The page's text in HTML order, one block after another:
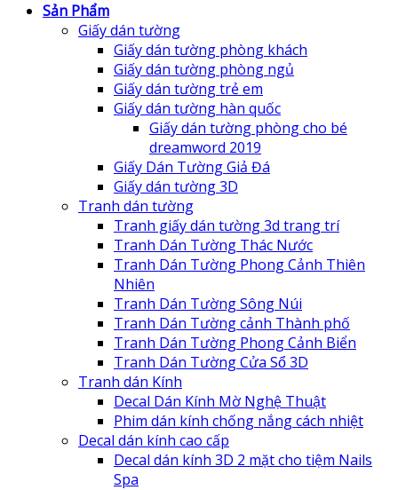
Sản Phẩm
Giấy dán tường
Giấy dán tường phòng khách
Giấy dán tường phòng ngủ
Giấy dán tường trẻ em
Giấy dán tường hàn quốc
Giấy dán tường phòng cho bé
dreamword 2019
Giấy Dán Tường Giả Đá
Giấy dán tường 3D
Tranh dán tường
Tranh giấy dán tường 3d trang trí
Tranh Dán Tường Thác Nước
Tranh Dán Tường Phong Cảnh Thiên
Nhiên
Tranh Dán Tường Sông Núi
Tranh Dán Tường cảnh Thành phố
Tranh Dán Tường Phong Cảnh Biển
Tranh Dán Tường Cửa Sổ 3D
Tranh dán Kính
Decal Dán Kính Mờ Nghệ Thuật
Phim dán kính chống nắng cách nhiệt
Decal dán kính cao cấp
Decal dán kính 3D 2 mặt cho tiệm Nails
Spa